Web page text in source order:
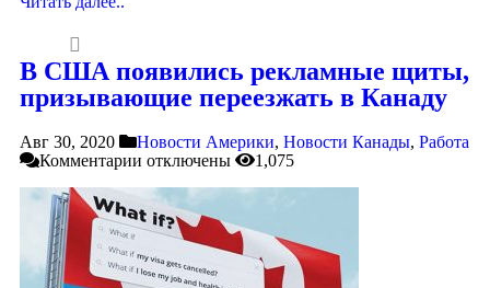
В США появились рекламные щиты,
призывающие переезжать в Канаду
Авг 30, 2020 Новости Америки, Новости Канады, Работа
Комментарии отключены 1,075